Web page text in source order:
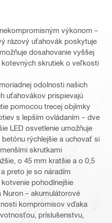
výkonom –
rázový uťahovák poskytuje
dosahovanie vyššej
skrutiek o veľkosti
odolnosti našich
uťahovákov prispievajú
pomocou trecej objímky
s lepším ovládaním – dve
LED osvetlenie umožňuje
rýchlejšie a uchovať si
skrutkami
o 45 mm kratšie a o 0,5
preto je so náradím
pohodlnejšie
– akumulátorové
kompromisov vďaka
príslušenstvu,